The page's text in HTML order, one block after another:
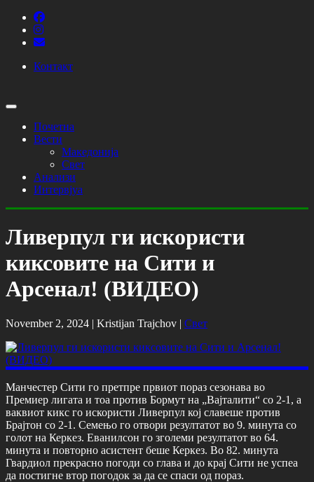
Контакт
Почетна
Вести
Македонија
Свет
Анализи
Интервјуа
Ливерпул ги искористи
киксовите на Сити и
Арсенал! (ВИДЕО)
November 2, 2024 | Kristijan Trajchov | Свет
Манчестер Сити го претпре првиот пораз сезонава во
Премиер лигата и тоа против Бормут на „Вајталити“ со 2-1, а
ваквиот кикс го искористи Ливерпул кој славеше против
Брајтон со 2-1. Семењо го отвори резултатот во 9. минута со
голот на Керкез. Еванилсон го зголеми резултатот во 64.
минута и повторно асистент беше Керкез. Во 82. минута
Гвардиол прекрасно погоди со глава и до крај Сити не успеа
да постигне втор погодок за да се спаси од пораз.